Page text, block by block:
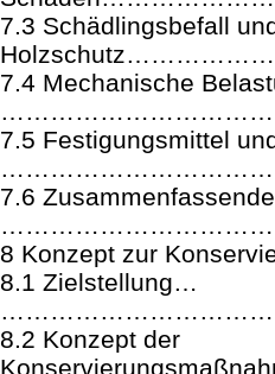
7.3 Schädlingsbefall
7.4 Mechanische
7.5 Festigungsmittel
7.6
8 Konzept zur
8.1 Zielstellung…
8.2 Konzept der